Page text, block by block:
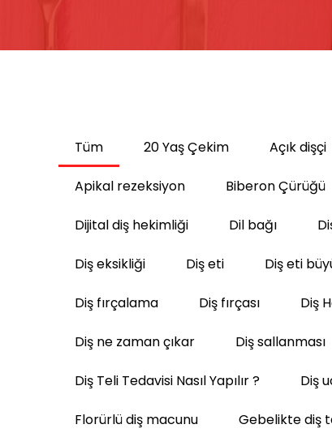
Tüm 20 Yaş Çekim Açık dişçi
Apikal rezeksiyon Biberon Çürüğü
Dijital diş hekimliği Dil bağı
Diş eksikliği Diş eti Diş eti
Diş fırçalama Diş fırçası Diş
Diş ne zaman çıkar Diş sallanması
Diş Teli Tedavisi Nasıl Yapılır ? Diş
Florürlü diş macunu Gebelikte diş